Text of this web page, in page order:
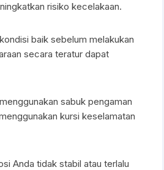
risiko kecelakaan.
baik sebelum melakukan
secara teratur dapat
sabuk pengaman
kursi keselamatan
Anda tidak stabil atau terlalu